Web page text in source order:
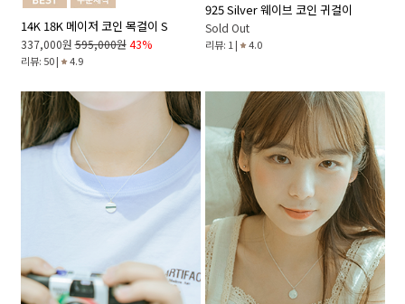
14K 18K 메이저 코인 목걸이 S
337,000원 595,000원 43%
리뷰: 50 | 4.9
925 Silver 웨이브 코인 귀걸이
Sold Out
리뷰: 1 | 4.0